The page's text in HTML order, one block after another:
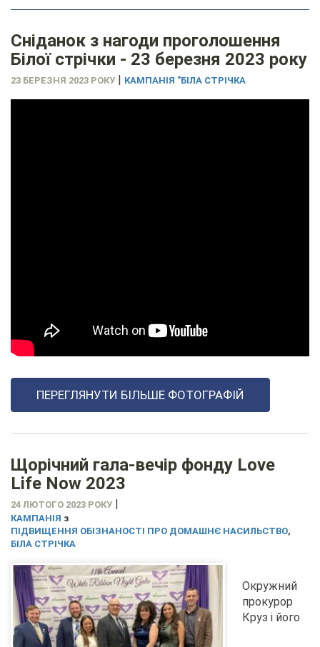
Сніданок з нагоди проголошення
Білої стрічки - 23 березня 2023 року
23 БЕРЕЗНЯ 2023 РОКУ | КАМПАНІЯ "БІЛА СТРІЧКА
ПЕРЕГЛЯНУТИ БІЛЬШЕ ФОТОГРАФІЙ
Щорічний гала-вечір фонду Love
Life Now 2023
24 ЛЮТОГО 2023 РОКУ |
КАМПАНІЯ з
ПІДВИЩЕННЯ ОБІЗНАНОСТІ ПРО ДОМАШНЄ НАСИЛЬСТВО,
БІЛА СТРІЧКА
Окружний
прокурор
Круз і його